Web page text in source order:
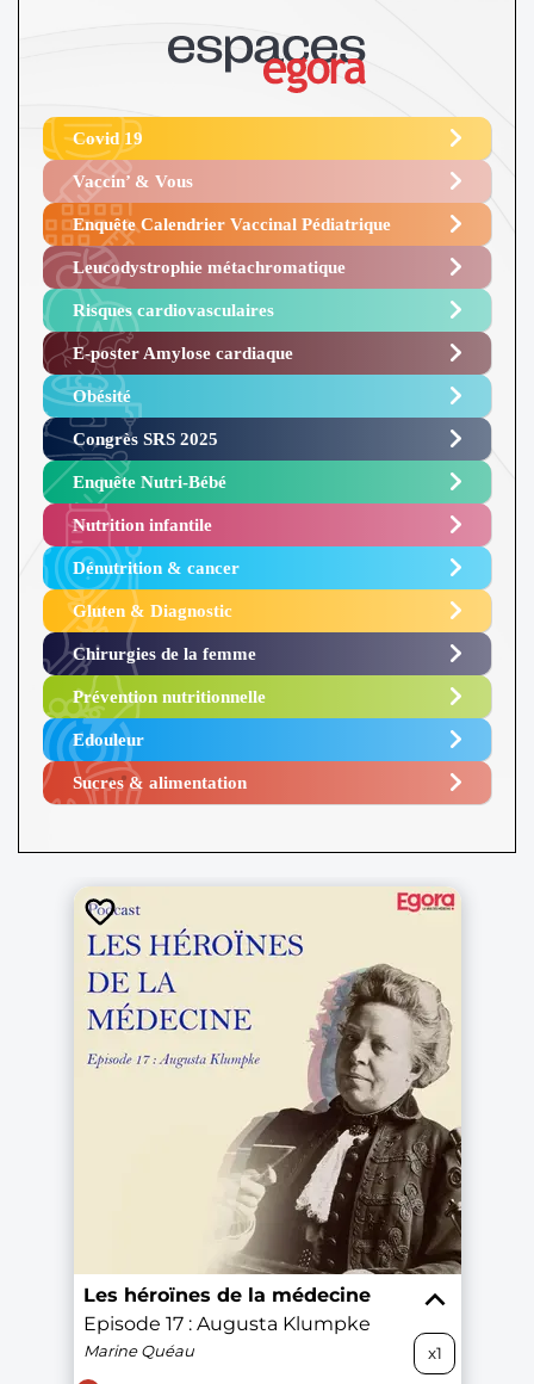
Covid 19
Vaccin’ & Vous
Enquête Calendrier Vaccinal Pédiatrique
Leucodystrophie métachromatique
Risques cardiovasculaires
E-poster Amylose cardiaque ​
Obésité ​
Congrès SRS 2025 ​
Enquête Nutri-Bébé ​
Nutrition infantile
Dénutrition & cancer
Gluten & Diagnostic
Chirurgies de la femme
Prévention nutritionnelle
Edouleur​
Sucres & alimentation​